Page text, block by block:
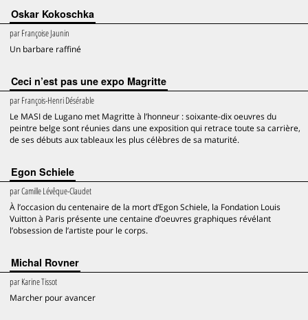
Oskar Kokoschka
parFrançoise Jaunin
Un barbare raffiné
Ceci n’est pas une expo Magritte
parFrançois-Henri Désérable
Le MASI de Lugano met Magritte à l’honneur : soixante-dix oeuvres du
peintre belge sont réunies dans une exposition qui retrace toute sa carrière,
de ses débuts aux tableaux les plus célèbres de sa maturité.
Egon Schiele
parCamille Lévêque-Claudet
À l’occasion du centenaire de la mort d’Egon Schiele, la Fondation Louis
Vuitton à Paris présente une centaine d’oeuvres graphiques révélant
l’obsession de l’artiste pour le corps.
Michal Rovner
parKarine Tissot
Marcher pour avancer